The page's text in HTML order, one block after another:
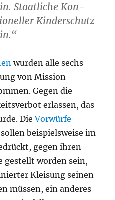
Staatliche Kon­
Kinderschutz
wurden alle sechs
von Mission
Gegen die
erlassen, das
DieVorwürfe
beispielsweise im
gegen ihren
gestellt worden sein,
Kleisung seinen
müssen, ein anderes